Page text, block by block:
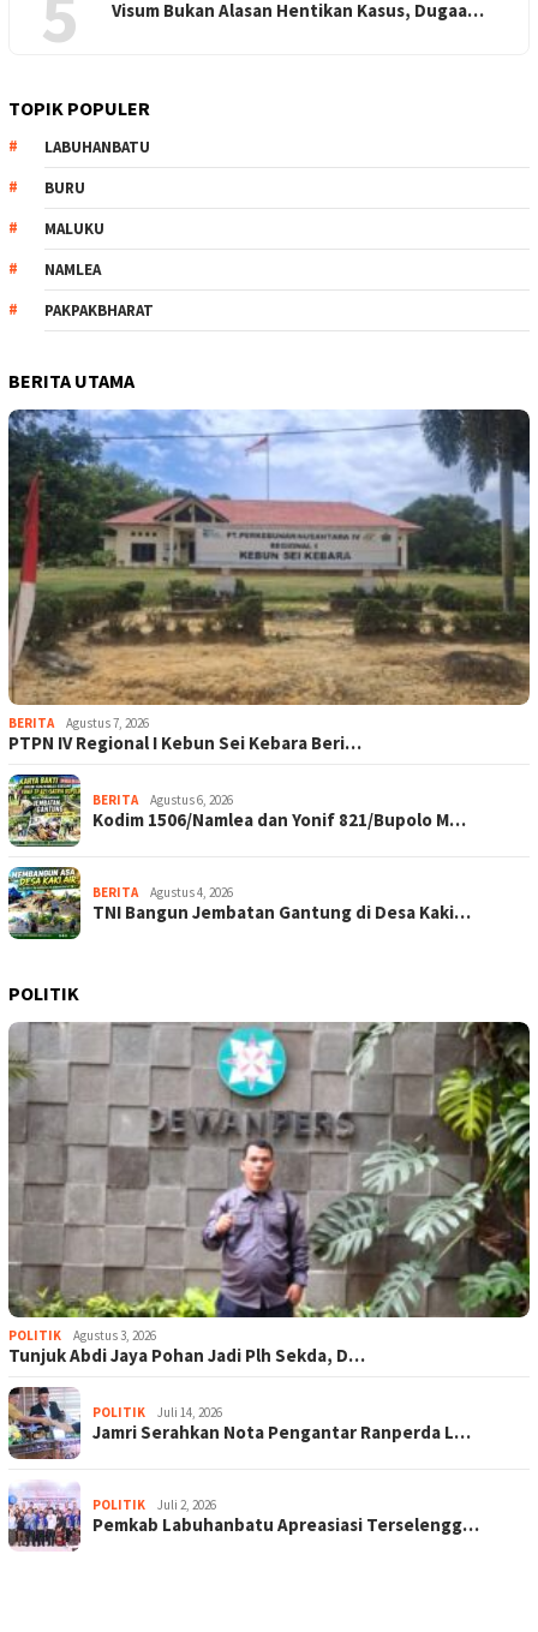
Visum Bukan Alasan Hentikan Kasus, Dugaa…
TOPIK POPULER
LABUHANBATU
BURU
MALUKU
NAMLEA
PAKPAKBHARAT
BERITA UTAMA
BERITA Agustus 7, 2026
PTPN IV Regional I Kebun Sei Kebara Beri…
BERITA Agustus 6, 2026
Kodim 1506/Namlea dan Yonif 821/Bupolo M…
BERITA Agustus 4, 2026
TNI Bangun Jembatan Gantung di Desa Kaki…
POLITIK
POLITIK Agustus 3, 2026
Tunjuk Abdi Jaya Pohan Jadi Plh Sekda, D…
POLITIK Juli 14, 2026
Jamri Serahkan Nota Pengantar Ranperda L…
POLITIK Juli 2, 2026
Pemkab Labuhanbatu Apreasiasi Terselengg…